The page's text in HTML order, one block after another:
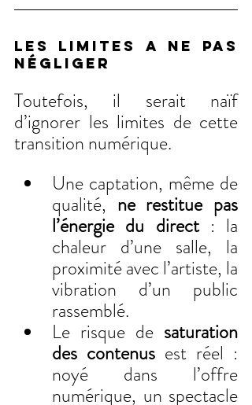
LES LIMITES A NE PAS
NÉGLIGER
Toutefois, il serait naïf
d’ignorer les limites de cette
transition numérique.
Une captation, même de
qualité, ne restitue pas
l’énergie du direct : la
chaleur d’une salle, la
proximité avec l’artiste, la
vibration d’un public
rassemblé.
Le risque de saturation
des contenus est réel :
noyé dans l’offre
numérique, un spectacle